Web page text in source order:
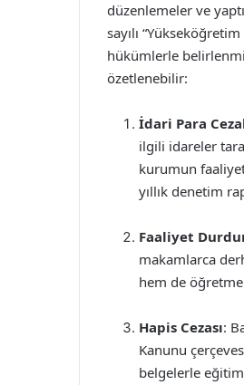
düzenlemeler ve
sayılı
hükümlerle
özetlenebilir:
İdari Para
ilgili idareler
kurumun
yıllık denetim
Faaliyet
makamlarca
hem de
Hapis Cezası:
Kanunu
belgelerle